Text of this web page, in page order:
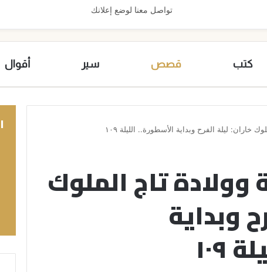
تواصل معنا لوضع إعلانك
كتب قصص سير أقوال
خاران: ليلة الفرح وبداية الأسطورة.. الليلة ١٠٩
تاج الملوك
وبداية